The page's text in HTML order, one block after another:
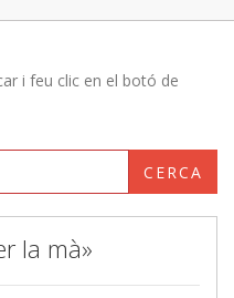
i feu clic en el botó de
CERCA
la mà»